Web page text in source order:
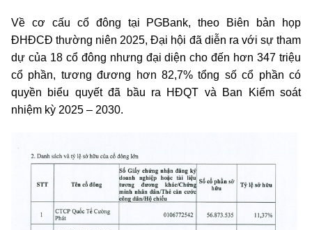
Về cơ cấu cổ đông tại PGBank, theo Biên bản họp
ĐHĐCĐ thường niên 2025, Đại hội đã diễn ra với sự tham
dự của 18 cổ đông nhưng đại diện cho đến hơn 347 triệu
cổ phần, tương đương hơn 82,7% tổng số cổ phần có
quyền biểu quyết đã bầu ra HĐQT và Ban Kiểm soát
nhiệm kỳ 2025 – 2030.